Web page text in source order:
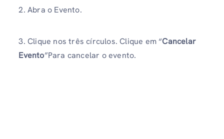
2. Abra o Evento.
3. Clique nos três círculos. Clique em “Cancelar
Evento”Para cancelar o evento.